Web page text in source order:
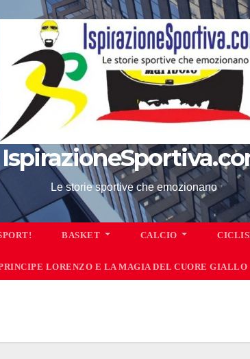
Le storie sportive che emozionano
BASKET CALCIO
LORENZO E LA MAGIA DEL CUORE GIALLO